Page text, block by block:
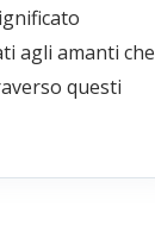
agli amanti che
questi